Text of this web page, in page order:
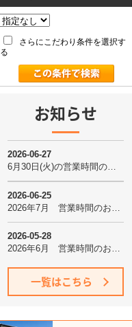
さらにこだわり条件を選択す
る
お知らせ
一覧はこちら